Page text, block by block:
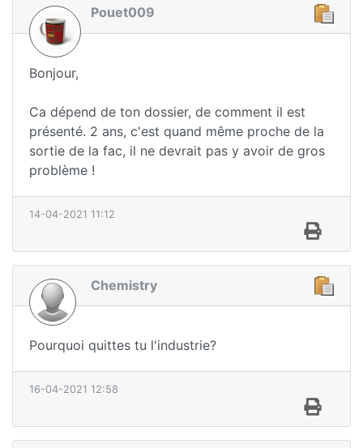
Pouet009
Bonjour,
Ca dépend de ton dossier, de comment il est
présenté. 2 ans, c'est quand même proche de la
sortie de la fac, il ne devrait pas y avoir de gros
problème !
14-04-2021 11:12
Chemistry
Pourquoi quittes tu l'industrie?
16-04-2021 12:58